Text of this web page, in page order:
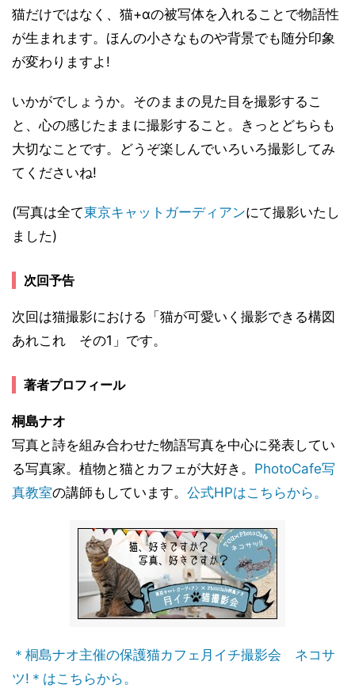
猫だけではなく、猫+αの被写体を入れることで物語性
が生まれます。ほんの小さなものや背景でも随分印象
が変わりますよ!
いかがでしょうか。そのままの見た目を撮影するこ
と、心の感じたままに撮影すること。きっとどちらも
大切なことです。どうぞ楽しんでいろいろ撮影してみ
てくださいね!
(写真は全て東京キャットガーディアンにて撮影いたし
ました)
次回予告
次回は猫撮影における「猫が可愛いく撮影できる構図
あれこれ その1」です。
著者プロフィール
桐島ナオ
写真と詩を組み合わせた物語写真を中心に発表してい
る写真家。植物と猫とカフェが大好き。 PhotoCafe写
真教室の講師もしています。 公式HPはこちらから。
＊桐島ナオ主催の保護猫カフェ月イチ撮影会 ネコサ
ツ!＊はこちらから。